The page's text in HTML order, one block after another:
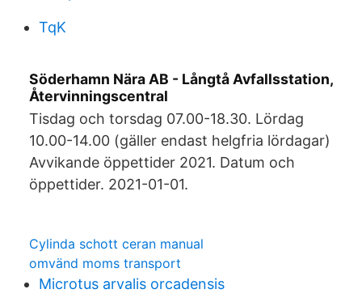
TqK
Söderhamn Nära AB - Långtå Avfallsstation,
Återvinningscentral
Tisdag och torsdag 07.00-18.30. Lördag
10.00-14.00 (gäller endast helgfria lördagar)
Avvikande öppettider 2021. Datum och
öppettider. 2021-01-01.
Cylinda schott ceran manual
omvänd moms transport
Microtus arvalis orcadensis